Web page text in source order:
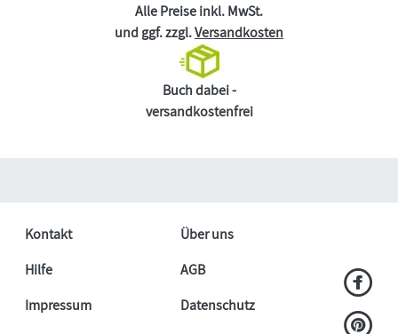
Alle Preise inkl. MwSt.
und ggf. zzgl.Versandkosten
Buch dabei -
versandkostenfrei
Kontakt
Über uns
Hilfe
AGB
Impressum
Datenschutz